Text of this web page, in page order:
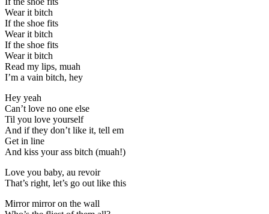
Wear it bitch
If the shoe fits
Wear it bitch
If the shoe fits
Wear it bitch
Read my lips, muah
I’m a vain bitch, hey
Hey yeah
Can’t love no one else
Til you love yourself
And if they don’t like it, tell em
Get in line
And kiss your ass bitch (muah!)
Love you baby, au revoir
That’s right, let’s go out like this
Mirror mirror on the wall